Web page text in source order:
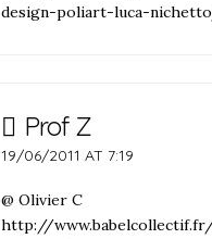
design-poliart-luca-
Prof Z
19/06/2011 AT 7:19
@ Olivier C
http://